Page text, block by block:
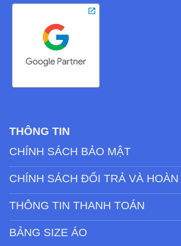
THÔNG TIN
CHÍNH SÁCH BẢO MẬT
CHÍNH SÁCH ĐỔI TRẢ VÀ HOÀN
THÔNG TIN THANH TOÁN
BẢNG SIZE ÁO